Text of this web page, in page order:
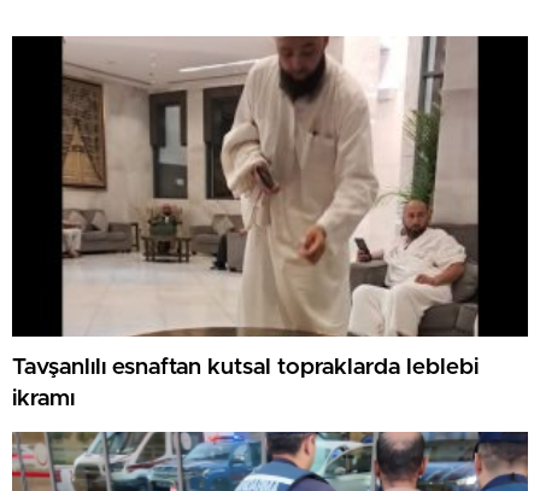
Tavşanlılı esnaftan kutsal topraklarda leblebi
ikramı